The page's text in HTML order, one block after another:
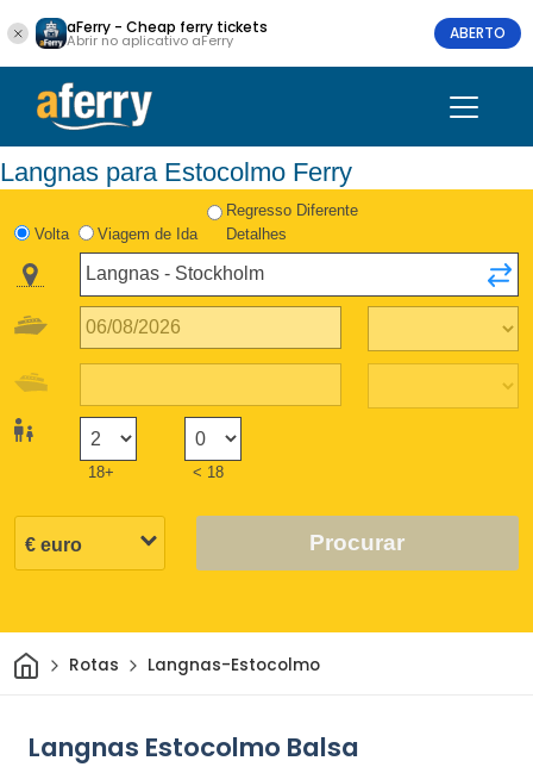
aFerry - Cheap ferry tickets
Abrir no aplicativo aFerry ABERTO
Langnas para Estocolmo Ferry
Volta Viagem de Ida
Regresso Diferente
Detalhes
18+ < 18
Procurar
CasaRotas Langnas-Estocolmo
Langnas Estocolmo Balsa